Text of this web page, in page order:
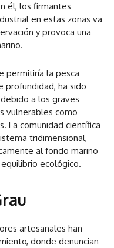
él, los firmantes
en estas zonas va
y provoca una
permitiría la pesca
profundidad, ha sido
a los graves
vulnerables como
La comunidad científica
tridimensional,
al fondo marino
ecológico.
artesanales han
donde denuncian